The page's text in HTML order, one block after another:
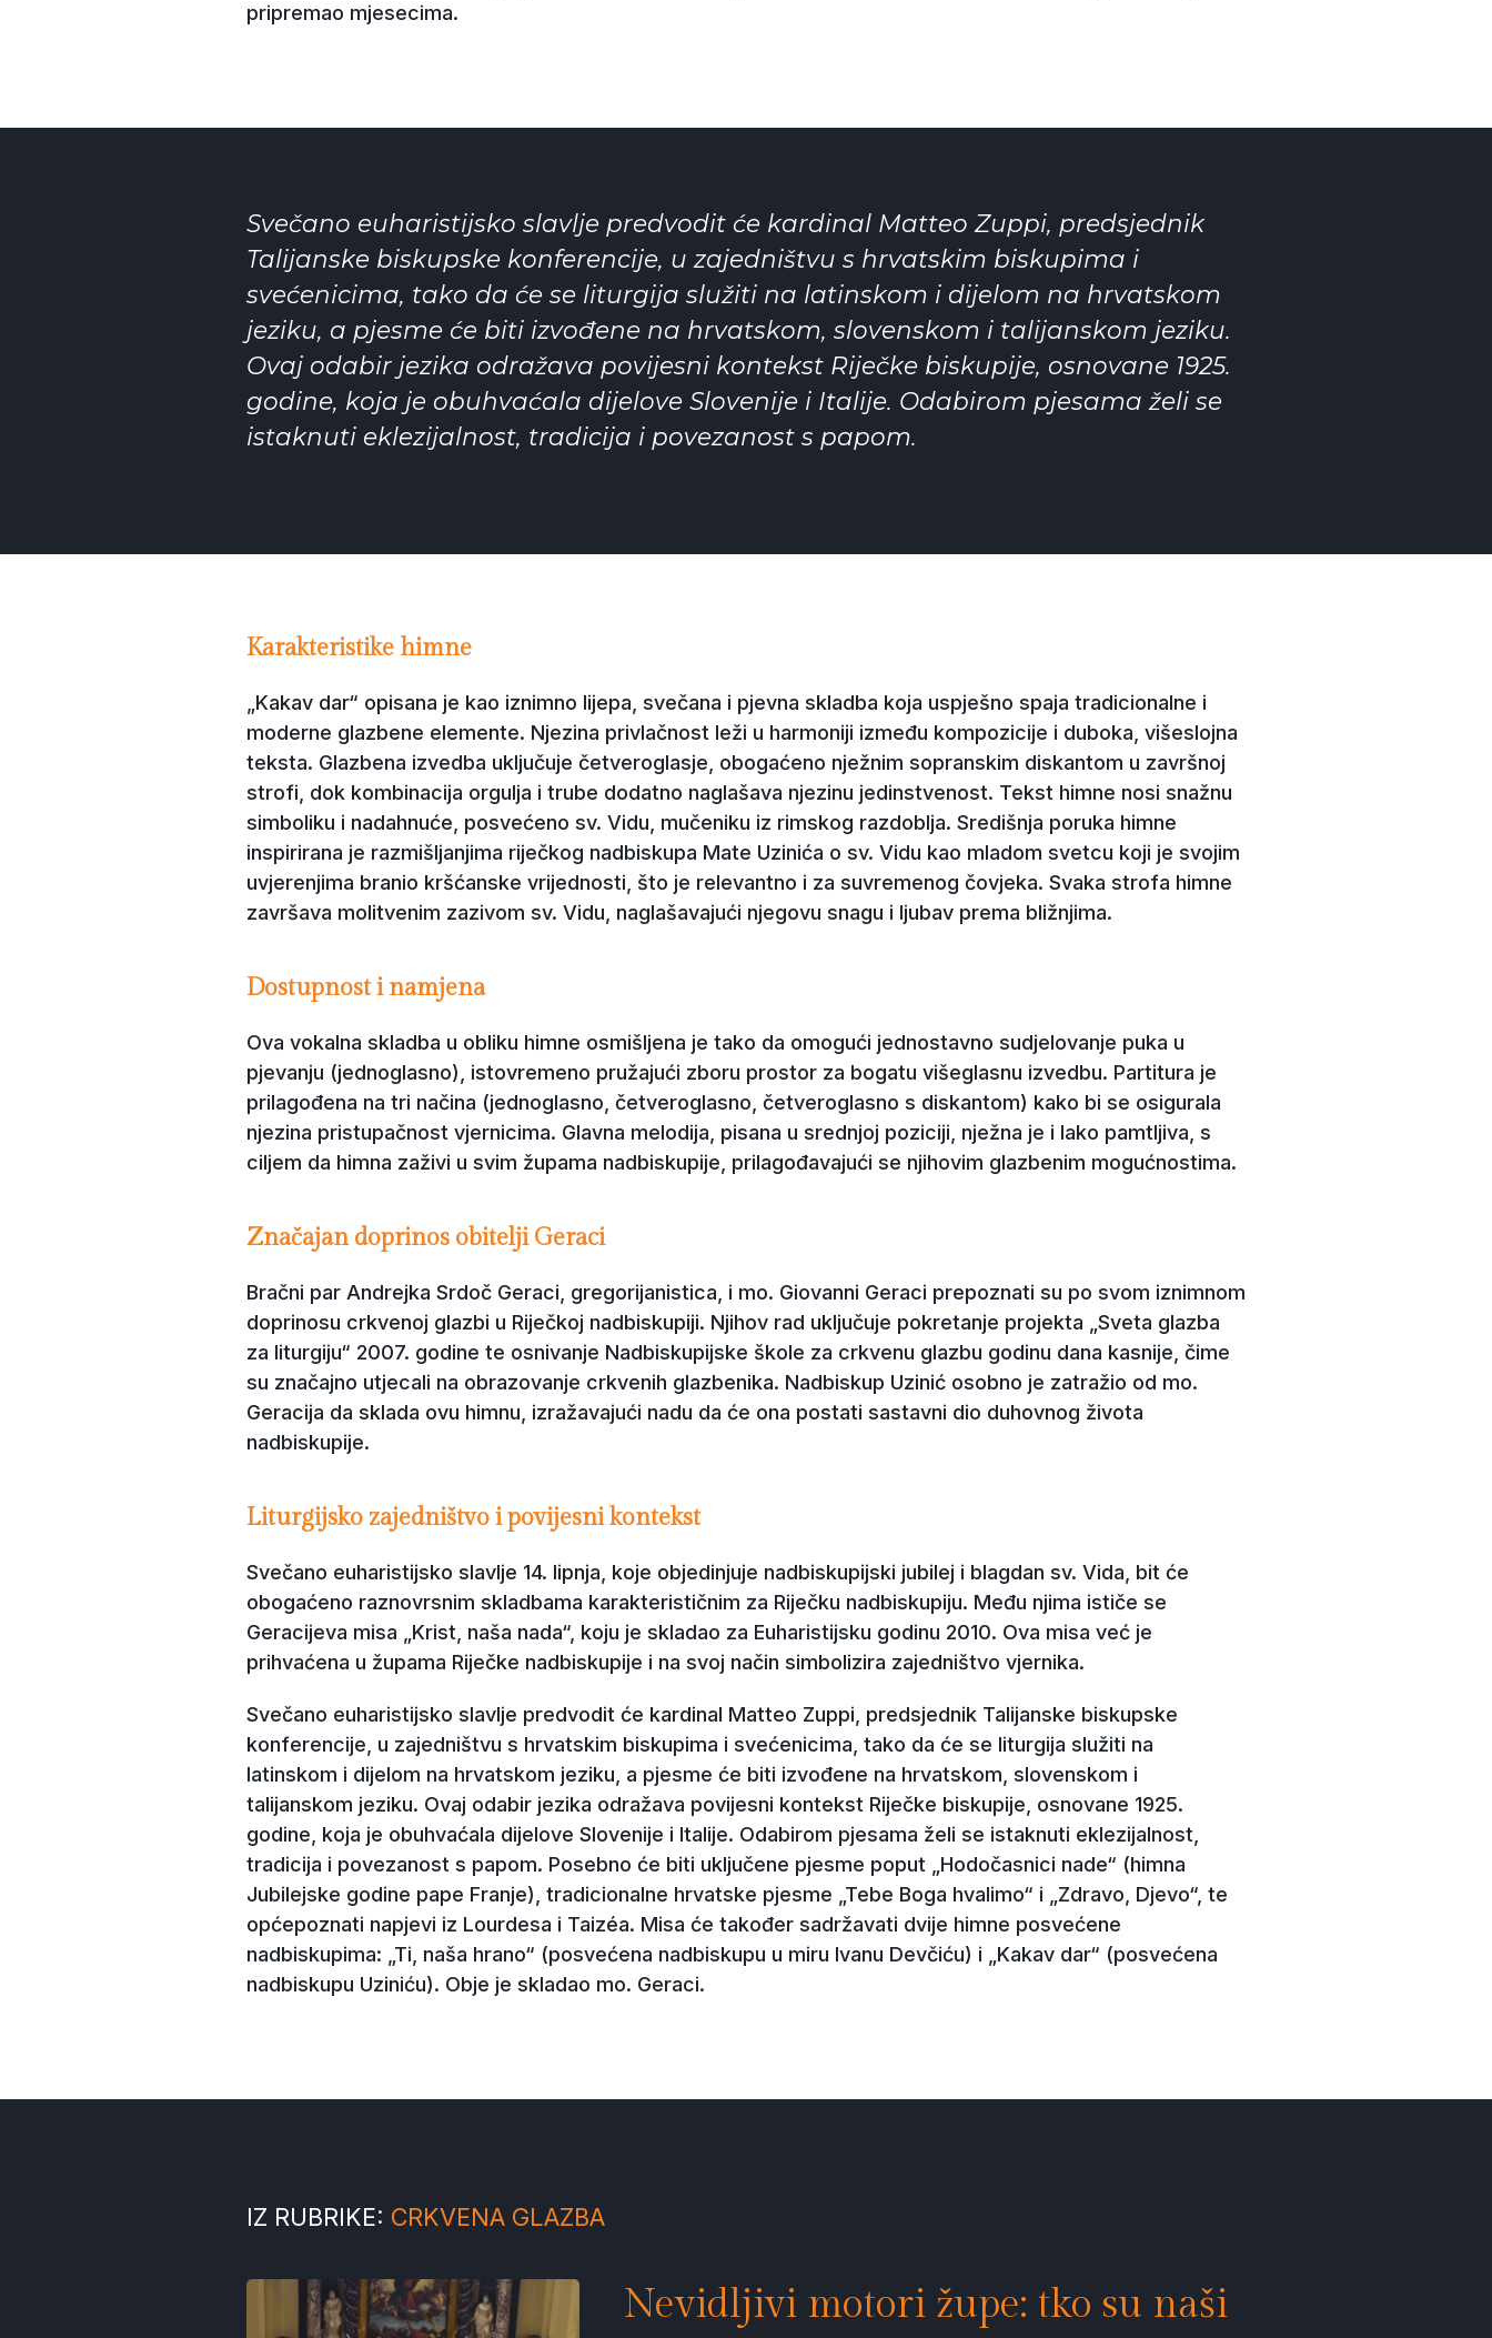
pripremao mjesecima.
Svečano euharistijsko slavlje predvodit će kardinal Matteo Zuppi, predsjednik
Talijanske biskupske konferencije, u zajedništvu s hrvatskim biskupima i
svećenicima, tako da će se liturgija služiti na latinskom i dijelom na hrvatskom
jeziku, a pjesme će biti izvođene na hrvatskom, slovenskom i talijanskom jeziku.
Ovaj odabir jezika odražava povijesni kontekst Riječke biskupije, osnovane 1925.
godine, koja je obuhvaćala dijelove Slovenije i Italije. Odabirom pjesama želi se
istaknuti eklezijalnost, tradicija i povezanost s papom.
Karakteristike himne
„Kakav dar“ opisana je kao iznimno lijepa, svečana i pjevna skladba koja uspješno spaja tradicionalne i
moderne glazbene elemente. Njezina privlačnost leži u harmoniji između kompozicije i duboka, višeslojna
teksta. Glazbena izvedba uključuje četveroglasje, obogaćeno nježnim sopranskim diskantom u završnoj
strofi, dok kombinacija orgulja i trube dodatno naglašava njezinu jedinstvenost. Tekst himne nosi snažnu
simboliku i nadahnuće, posvećeno sv. Vidu, mučeniku iz rimskog razdoblja. Središnja poruka himne
inspirirana je razmišljanjima riječkog nadbiskupa Mate Uzinića o sv. Vidu kao mladom svetcu koji je svojim
uvjerenjima branio kršćanske vrijednosti, što je relevantno i za suvremenog čovjeka. Svaka strofa himne
završava molitvenim zazivom sv. Vidu, naglašavajući njegovu snagu i ljubav prema bližnjima.
Dostupnost i namjena
Ova vokalna skladba u obliku himne osmišljena je tako da omogući jednostavno sudjelovanje puka u
pjevanju (jednoglasno), istovremeno pružajući zboru prostor za bogatu višeglasnu izvedbu. Partitura je
prilagođena na tri načina (jednoglasno, četveroglasno, četveroglasno s diskantom) kako bi se osigurala
njezina pristupačnost vjernicima. Glavna melodija, pisana u srednjoj poziciji, nježna je i lako pamtljiva, s
ciljem da himna zaživi u svim župama nadbiskupije, prilagođavajući se njihovim glazbenim mogućnostima.
Značajan doprinos obitelji Geraci
Bračni par Andrejka Srdoč Geraci, gregorijanistica, i mo. Giovanni Geraci prepoznati su po svom iznimnom
doprinosu crkvenoj glazbi u Riječkoj nadbiskupiji. Njihov rad uključuje pokretanje projekta „Sveta glazba
za liturgiju“ 2007. godine te osnivanje Nadbiskupijske škole za crkvenu glazbu godinu dana kasnije, čime
su značajno utjecali na obrazovanje crkvenih glazbenika. Nadbiskup Uzinić osobno je zatražio od mo.
Geracija da sklada ovu himnu, izražavajući nadu da će ona postati sastavni dio duhovnog života
nadbiskupije.
Liturgijsko zajedništvo i povijesni kontekst
Svečano euharistijsko slavlje 14. lipnja, koje objedinjuje nadbiskupijski jubilej i blagdan sv. Vida, bit će
obogaćeno raznovrsnim skladbama karakterističnim za Riječku nadbiskupiju. Među njima ističe se
Geracijeva misa „Krist, naša nada“, koju je skladao za Euharistijsku godinu 2010. Ova misa već je
prihvaćena u župama Riječke nadbiskupije i na svoj način simbolizira zajedništvo vjernika.
Svečano euharistijsko slavlje predvodit će kardinal Matteo Zuppi, predsjednik Talijanske biskupske
konferencije, u zajedništvu s hrvatskim biskupima i svećenicima, tako da će se liturgija služiti na
latinskom i dijelom na hrvatskom jeziku, a pjesme će biti izvođene na hrvatskom, slovenskom i
talijanskom jeziku. Ovaj odabir jezika odražava povijesni kontekst Riječke biskupije, osnovane 1925.
godine, koja je obuhvaćala dijelove Slovenije i Italije. Odabirom pjesama želi se istaknuti eklezijalnost,
tradicija i povezanost s papom. Posebno će biti uključene pjesme poput „Hodočasnici nade“ (himna
Jubilejske godine pape Franje), tradicionalne hrvatske pjesme „Tebe Boga hvalimo“ i „Zdravo, Djevo“, te
općepoznati napjevi iz Lourdesa i Taizéa. Misa će također sadržavati dvije himne posvećene
nadbiskupima: „Ti, naša hrano“ (posvećena nadbiskupu u miru Ivanu Devčiću) i „Kakav dar“ (posvećena
nadbiskupu Uziniću). Obje je skladao mo. Geraci.
IZ RUBRIKE: CRKVENA GLAZBA
Nevidljivi motori župe: tko su naši